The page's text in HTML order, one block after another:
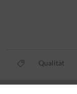
Qualität